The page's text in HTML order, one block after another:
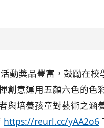
動獎品豐富，鼓勵在校
創意運用五顏六色的色
與培養孩童對藝術之涵
https://reurl.cc/yAA2o6